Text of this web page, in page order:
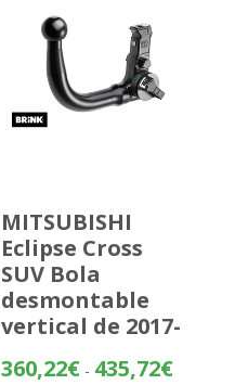
MITSUBISHI
Eclipse Cross
SUV Bola
desmontable
vertical de 2017-
360,22€ - 435,72€Rango